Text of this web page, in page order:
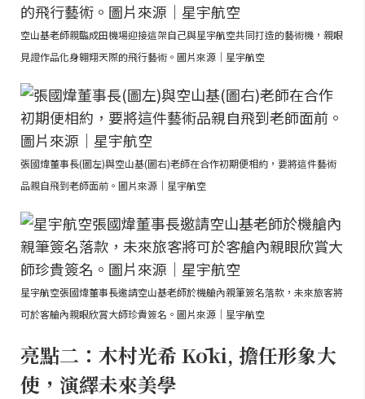
空山基老師親臨成田機場迎接這架自己與星宇航空共同打造的藝術機，親眼
見證作品化身翱翔天際的飛行藝術。圖片來源｜星宇航空
張國煒董事長(圖左)與空山基(圖右)老師在合作初期便相約，要將這件藝術
品親自飛到老師面前。圖片來源｜星宇航空
星宇航空張國煒董事長邀請空山基老師於機艙內親筆簽名落款，未來旅客將
可於客艙內親眼欣賞大師珍貴簽名。圖片來源｜星宇航空
亮點二：木村光希 Kōki, 擔任形象大
使，演繹未來美學